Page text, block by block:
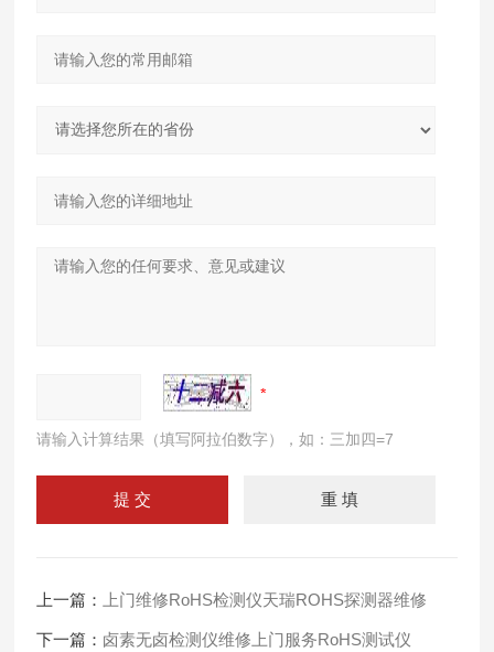
请输入计算结果（填写阿拉伯数字），如：三加四=7
上一篇： 上门维修RoHS检测仪天瑞ROHS探测器维修
下一篇： 卤素无卤检测仪维修上门服务RoHS测试仪